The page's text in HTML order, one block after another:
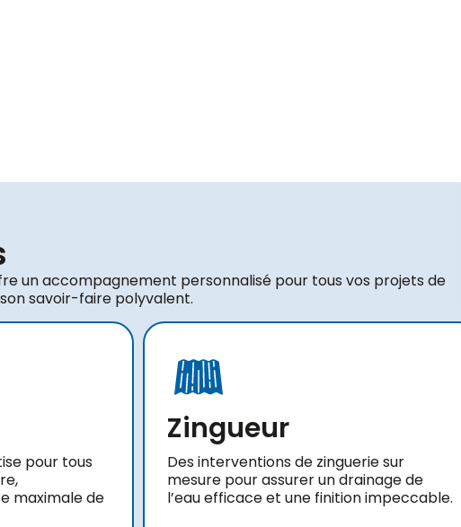
un accompagnement personnalisé pour tous vos projets de
savoir-faire polyvalent.
pour tous
maximale de
Zingueur
Des interventions de zinguerie sur
mesure pour assurer un drainage de
l’eau efficace et une finition impeccable.